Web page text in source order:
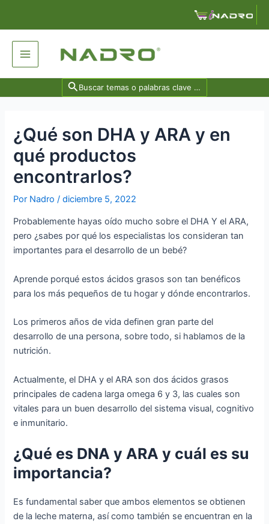
Main
Menu
Search
for:
¿Qué son DHA y ARA y en
qué productos
encontrarlos?
Por Nadro/diciembre 5, 2022
Probablemente hayas oído mucho sobre el DHA Y el ARA,
pero ¿sabes por qué los especialistas los consideran tan
importantes para el desarrollo de un bebé?
Aprende porqué estos ácidos grasos son tan benéficos
para los más pequeños de tu hogar y dónde encontrarlos.
Los primeros años de vida definen gran parte del
desarrollo de una persona, sobre todo, si hablamos de la
nutrición.
Actualmente, el DHA y el ARA son dos ácidos grasos
principales de cadena larga omega 6 y 3, las cuales son
vitales para un buen desarrollo del sistema visual, cognitivo
e inmunitario.
¿Qué es DNA y ARA y cuál es su
importancia?
Es fundamental saber que ambos elementos se obtienen
de la leche materna, así como también se encuentran en la